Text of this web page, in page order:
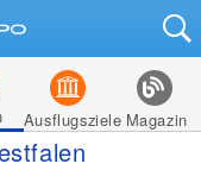
Ausflugsziele Magazin